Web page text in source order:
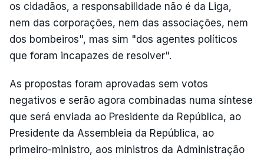
os cidadãos, a responsabilidade não é da Liga,
nem das corporações, nem das associações, nem
dos bombeiros", mas sim "dos agentes políticos
que foram incapazes de resolver".
As propostas foram aprovadas sem votos
negativos e serão agora combinadas numa síntese
que será enviada ao Presidente da República, ao
Presidente da Assembleia da República, ao
primeiro-ministro, aos ministros da Administração